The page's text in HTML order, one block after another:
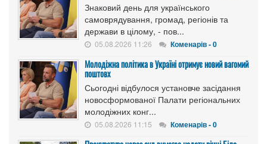
Знаковий день для українського
самоврядування, громад, регіонів та
держави в цілому, - пов...
05.08.2026 11:26 Коменарів - 0
Молодіжна політика в Україні отримує новий вагомий
поштовх
Сьогодні відбулося установче засідання
новосформованої Палати регіональних
молодіжних конг...
05.08.2026 11:15 Коменарів - 0